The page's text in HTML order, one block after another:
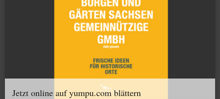
Jetzt online auf yumpu.com blättern